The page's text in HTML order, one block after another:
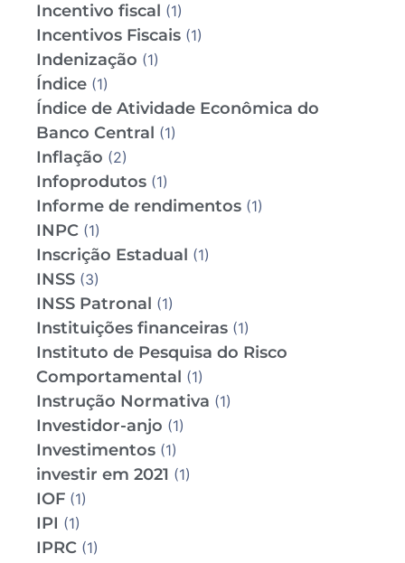
Incentivo fiscal (1)
Incentivos Fiscais (1)
Indenização (1)
Índice (1)
Índice de Atividade Econômica do
Banco Central (1)
Inflação (2)
Infoprodutos (1)
Informe de rendimentos (1)
INPC (1)
Inscrição Estadual (1)
INSS (3)
INSS Patronal (1)
Instituições financeiras (1)
Instituto de Pesquisa do Risco
Comportamental (1)
Instrução Normativa (1)
Investidor-anjo (1)
Investimentos (1)
investir em 2021 (1)
IOF (1)
IPI (1)
IPRC (1)